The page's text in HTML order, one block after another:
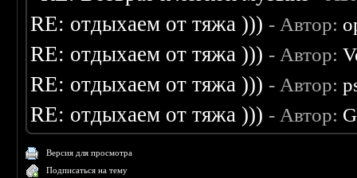
RE: отдыхаем от тяжа ))) - Автор:
RE: отдыхаем от тяжа ))) - Автор:
RE: отдыхаем от тяжа ))) - Автор:
RE: отдыхаем от тяжа ))) - Автор:
Версия для просмотра
Подписаться на тему